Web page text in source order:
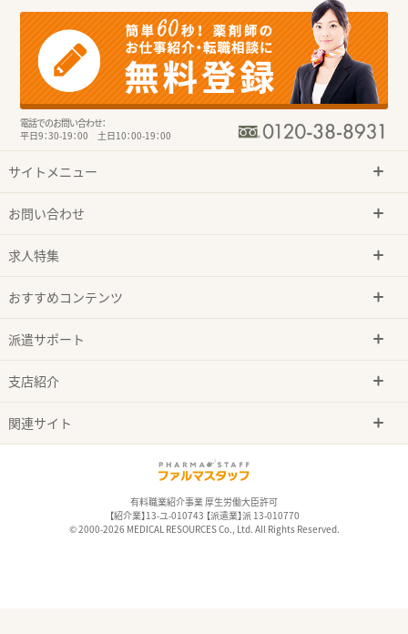
電話でのお問い合わせ：
平日9：30-19：00 土日10：00-19：00
サイトメニュー
お問い合わせ
求人特集
おすすめコンテンツ
派遣サポート
支店紹介
関連サイト
有料職業紹介事業 厚生労働大臣許可
【紹介業】13-ユ-010743 【派遣業】派 13-010770
© 2000-2026 MEDICAL RESOURCES Co., Ltd. All Rights Reserved.